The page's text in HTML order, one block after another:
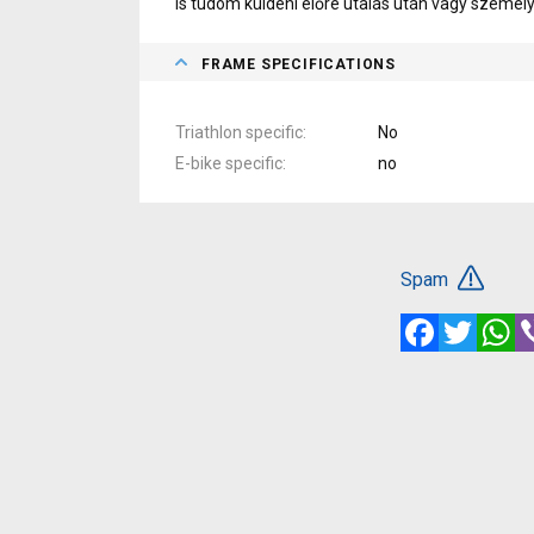
FRAME SPECIFICATIONS
Triathlon specific
No
E-bike specific
no
Spam
FacebookTwitter